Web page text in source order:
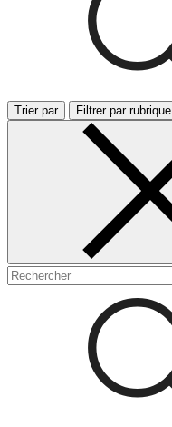
Trier par Filtrer par rubrique